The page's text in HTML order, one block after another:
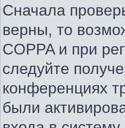
Сначала
верны, то
COPPA и при
следуйте
конференциях
были